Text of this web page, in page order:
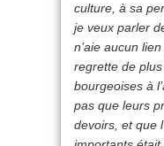
culture, à sa
je veux parler
n’aie aucun
regrette de
bourgeoises à
pas que leurs
devoirs, et que